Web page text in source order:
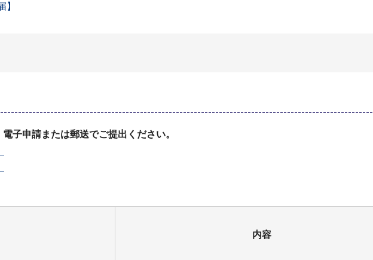
】
子申請または郵送でご提出ください。
内容